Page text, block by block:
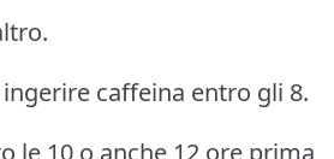
caffeina entro gli 8.
le 10 o anche 12 ore prima